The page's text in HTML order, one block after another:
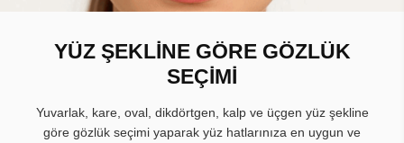
YÜZ ŞEKLİNE GÖRE GÖZLÜK
SEÇİMİ
Yuvarlak, kare, oval, dikdörtgen, kalp ve üçgen yüz şekline
göre gözlük seçimi yaparak yüz hatlarınıza en uygun ve